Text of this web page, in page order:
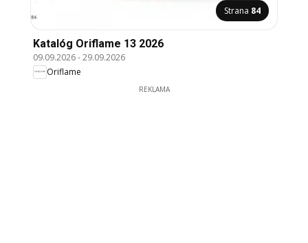
Strana 84
Katalóg Oriflame 13 2026
09.09.2026-29.09.2026
Oriflame
REKLAMA